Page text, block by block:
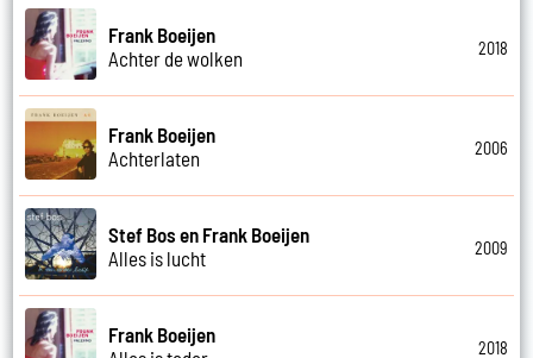
Frank Boeijen
Achter de wolken
2018
Frank Boeijen
Achterlaten
2006
Stef Bos en Frank Boeijen
Alles is lucht
2009
Frank Boeijen
2018